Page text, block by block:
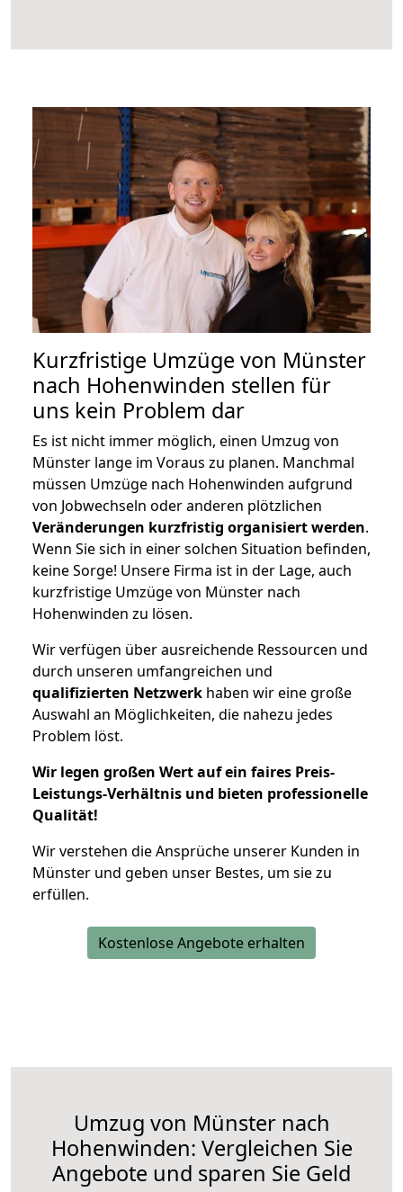
Kurzfristige Umzüge von Münster
nach Hohenwinden stellen für
uns kein Problem dar
Es ist nicht immer möglich, einen Umzug von
Münster lange im Voraus zu planen. Manchmal
müssen Umzüge nach Hohenwinden aufgrund
von Jobwechseln oder anderen plötzlichen
Veränderungen kurzfristig organisiert werden.
Wenn Sie sich in einer solchen Situation befinden,
keine Sorge! Unsere Firma ist in der Lage, auch
kurzfristige Umzüge von Münster nach
Hohenwinden zu lösen.
Wir verfügen über ausreichende Ressourcen und
durch unseren umfangreichen und
qualifizierten Netzwerk haben wir eine große
Auswahl an Möglichkeiten, die nahezu jedes
Problem löst.
Wir legen großen Wert auf ein faires Preis-
Leistungs-Verhältnis und bieten professionelle
Qualität!
Wir verstehen die Ansprüche unserer Kunden in
Münster und geben unser Bestes, um sie zu
erfüllen.
Kostenlose Angebote erhalten
Umzug von Münster nach
Hohenwinden: Vergleichen Sie
Angebote und sparen Sie Geld